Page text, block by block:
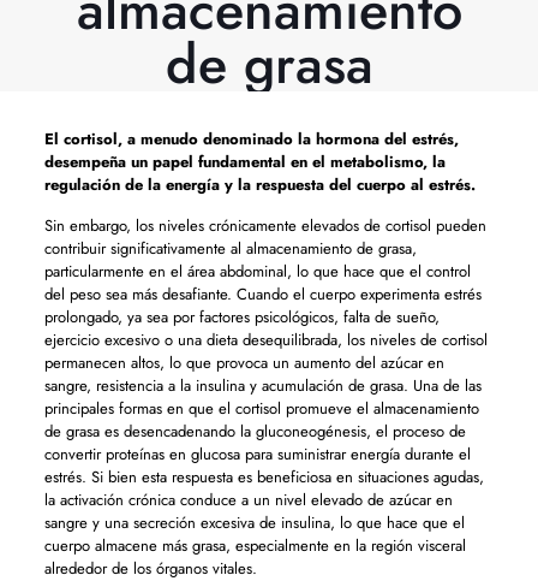
de grasa
El cortisol, a menudo denominado la hormona del estrés,
desempeña un papel fundamental en el metabolismo, la
regulación de la energía y la respuesta del cuerpo al estrés.
Sin embargo, los niveles crónicamente elevados de cortisol pueden
contribuir significativamente al almacenamiento de grasa,
particularmente en el área abdominal, lo que hace que el control
del peso sea más desafiante. Cuando el cuerpo experimenta estrés
prolongado, ya sea por factores psicológicos, falta de sueño,
ejercicio excesivo o una dieta desequilibrada, los niveles de cortisol
permanecen altos, lo que provoca un aumento del azúcar en
sangre, resistencia a la insulina y acumulación de grasa. Una de las
principales formas en que el cortisol promueve el almacenamiento
de grasa es desencadenando la gluconeogénesis, el proceso de
convertir proteínas en glucosa para suministrar energía durante el
estrés. Si bien esta respuesta es beneficiosa en situaciones agudas,
la activación crónica conduce a un nivel elevado de azúcar en
sangre y una secreción excesiva de insulina, lo que hace que el
cuerpo almacene más grasa, especialmente en la región visceral
alrededor de los órganos vitales.